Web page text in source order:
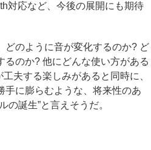
対応など、今後の展開にも期待
のように音が変化するのか? ど
るのか? 他にどんな使い方がある
夫する楽しみがあると同時に、
手に膨らむような、将来性のあ
の誕生”と言えそうだ。